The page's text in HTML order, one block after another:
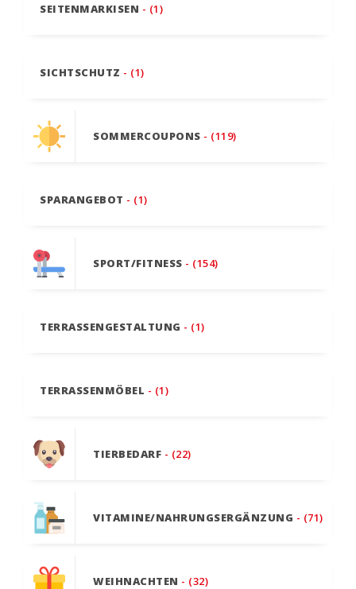
SEITENMARKISEN - (1)
SICHTSCHUTZ - (1)
SOMMERCOUPONS - (119)
SPARANGEBOT - (1)
SPORT/FITNESS - (154)
TERRASSENGESTALTUNG - (1)
TERRASSENMÖBEL - (1)
TIERBEDARF - (22)
VITAMINE/NAHRUNGSERGÄNZUNG - (71)
WEIHNACHTEN - (32)